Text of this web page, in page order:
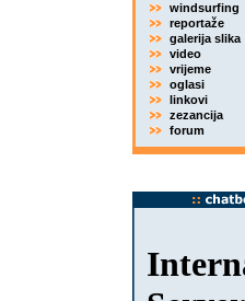
windsurfing
reportaže
galerija slika
video
vrijeme
oglasi
linkovi
zezancija
forum